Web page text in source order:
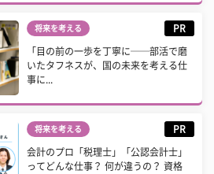
将来を考える PR
「目の前の一歩を丁寧に──部活で磨
いたタフネスが、国の未来を考える仕
事に...
将来を考える PR
会計のプロ「税理士」「公認会計士」
ってどんな仕事？ 何が違うの？ 資格